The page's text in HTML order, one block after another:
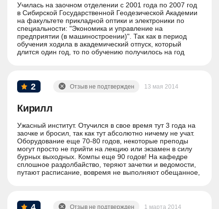
Училась на заочном отделении с 2001 года по 2007 год
в Сибирской Государственной Геодезической Академии
на факультете прикладной оптики и электроники по
специальности: "Экономика и управление на
предприятии (в машиностроении)". Так как в период
обучения ходила в академический отпуск, который
длится один год, то по обучению получилось на год
2
Кирилл
13 мая 2014
Отзыв не подтвержден
Ужасный институт. Отучился в свое время тут 3 года на
заочке и бросил, так как тут абсолютно ничему не учат.
Оборудование еще 70-80 годов, некоторые преподы
могут просто не прийти на лекцию или экзамен в силу
бурных выходных. Компы еще 90 годов! На кафедре
сплошное раздолбайство, теряют зачетки и ведомости,
путают расписание, вовремя не выполняют обещанное,
получение корочки, за которую вы отдадите 150-200 тыс.
4 1 марта 2014
Отзыв не подтвержден